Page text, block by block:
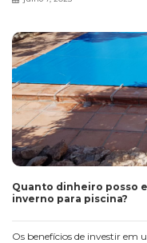
Quanto dinheiro posso
inverno para piscina?
Os benefícios de investir em